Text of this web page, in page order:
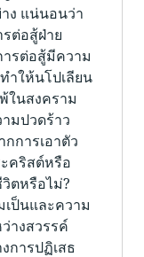
ง แน่นอนว่า
ต่อสู้ฝ่าย
รต่อสู้มีความ
ำให้นโปเลียน
ในสงคราม
มปวดร้าว
การเอาตัว
คริสต์หรือ
ตหรือไม่?
ป็นและความ
างสวรรค์
การปฏิเสธ